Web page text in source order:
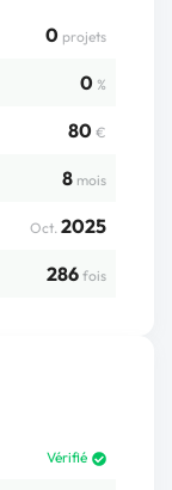
0 projets
0 %
80 €
8 mois
Oct. 2025
286 fois
Vérifié